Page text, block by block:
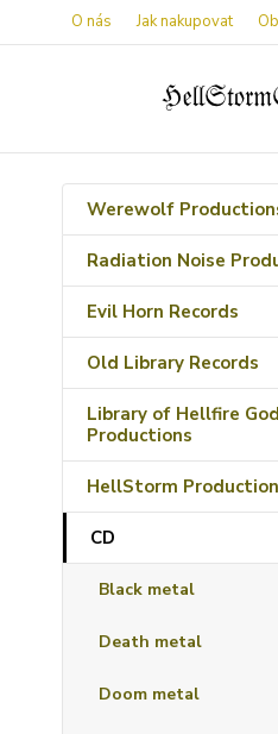
O nás Jak nakupovat
Werewolf
Radiation Noise
Evil Horn Records
Old Library Records
Library of Hellfire
Productions
HellStorm
CD
Black metal
Death metal
Doom metal